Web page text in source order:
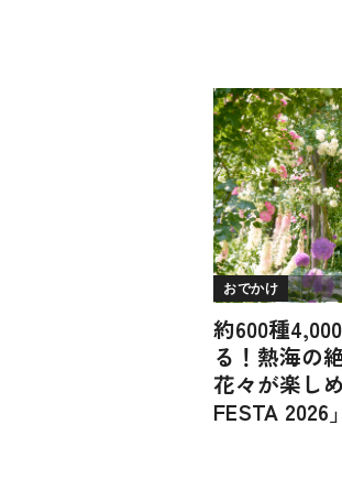
おでかけ
約600種
る！熱海の
花々が楽し
FESTA